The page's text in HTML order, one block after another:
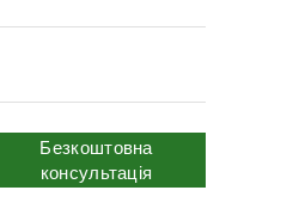
Безкоштовна
консультація